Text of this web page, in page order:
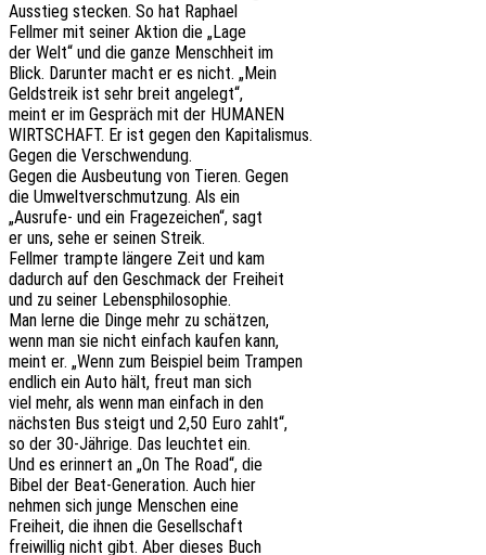
Ausstieg stecken. So hat Raphael
Fell­mer mit seiner Aktion die „Lage
der Welt“ und die ganze Mensch­heit im
Blick. Darun­ter macht er es nicht. „Mein
Geld­streik ist sehr breit angelegt“,
meint er im Gespräch mit der HUMANEN
WIRTSCHAFT. Er ist gegen den Kapitalismus.
Gegen die Verschwendung.
Gegen die Ausbeu­tung von Tieren. Gegen
die Umwelt­ver­schmut­zung. Als ein
„Ausru­fe- und ein Frage­zei­chen“, sagt
er uns, sehe er seinen Streik.
Fell­mer tramp­te länge­re Zeit und kam
dadurch auf den Geschmack der Freiheit
und zu seiner Lebensphilosophie.
Man lerne die Dinge mehr zu schätzen,
wenn man sie nicht einfach kaufen kann,
meint er. „Wenn zum Beispiel beim Trampen
endlich ein Auto hält, freut man sich
viel mehr, als wenn man einfach in den
nächs­ten Bus steigt und 2,50 Euro zahlt“,
so der 30-Jähri­ge. Das leuch­tet ein.
Und es erin­nert an „On The Road“, die
Bibel der Beat-Gene­ra­ti­on. Auch hier
nehmen sich junge Menschen eine
Frei­heit, die ihnen die Gesellschaft
frei­wil­lig nicht gibt. Aber dieses Buch